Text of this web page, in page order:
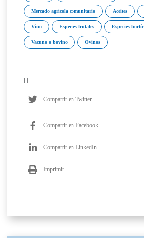
Mercado agrícola comunitario Aceites
Vino Especies frutales Especies
Vacuno o bovino Ovinos
Compartir en Twitter
Compartir en Facebook
Compartir en LinkedIn
Imprimir